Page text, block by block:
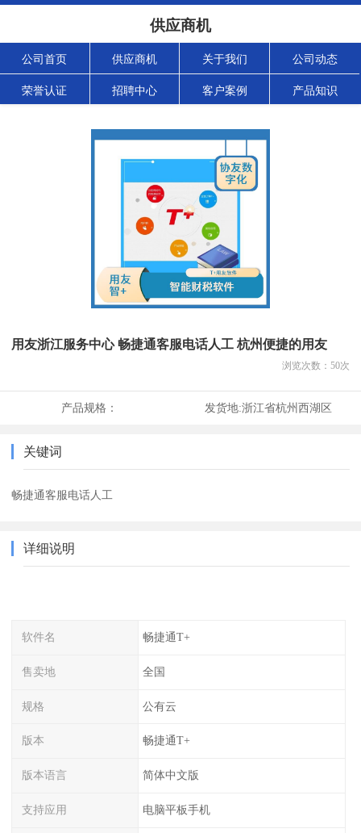
供应商机
公司首页 供应商机 关于我们 公司动态
荣誉认证 招聘中心 客户案例 产品知识
用友浙江服务中心 畅捷通客服电话人工 杭州便捷的用友
浏览次数： 50次
产品规格： 发货地:浙江省杭州西湖区
关键词
畅捷通客服电话人工
详细说明
软件名 畅捷通T+
售卖地 全国
规格 公有云
版本 畅捷通T+
版本语言 简体中文版
支持应用 电脑平板手机